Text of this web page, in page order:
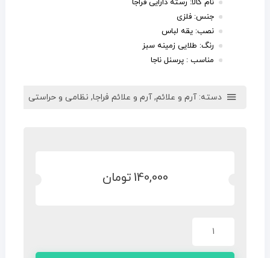
نام کالا: رسته دارایی فراجا
جنس: فلزی
نصب: یقه لباس
رنگ: طلایی زمینه سبز
مناسب : پرسنل ناجا
دسته:آرم و علائم,آرم و علائم فراجا, نظامی و حراستی
140,000 تومان